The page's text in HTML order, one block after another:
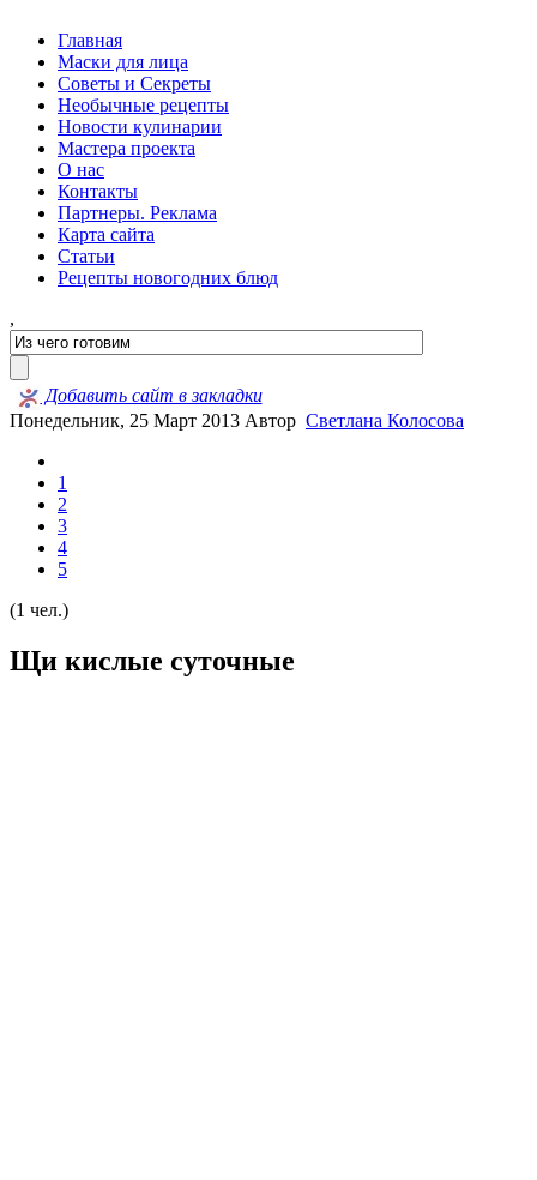
Главная
Маски для лица
Советы и Секреты
Необычные рецепты
Новости кулинарии
Мастера проекта
О нас
Контакты
Партнеры. Реклама
Карта сайта
Статьи
Рецепты новогодних блюд
,
Добавить сайт в закладки
Понедельник, 25 Март 2013 Автор Светлана Колосова
1
2
3
4
5
(1 чел.)
Щи кислые суточные